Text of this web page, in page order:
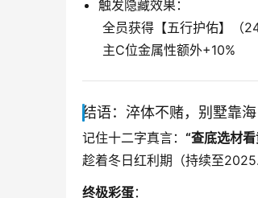
触发隐藏效果：
全员获得【五行护佑】（
主C位金属性额外+10%
结语：淬体不赌，别墅靠海
记住十二字真言： “查底选材
趁着冬日红利期（持续至
终极彩蛋：